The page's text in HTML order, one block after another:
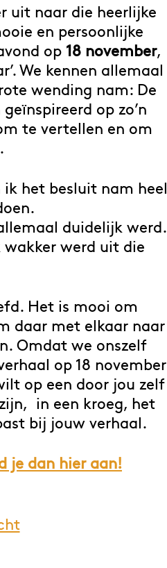
uit naar die heerlijke
en persoonlijke
op 18 november,
We kennen allemaal
wending nam: De
op zo’n
te vertellen en om
ik het besluit nam heel
duidelijk werd.
werd uit die
Het is mooi om
daar met elkaar naar
Omdat we onszelf
op 18 november
op een door jou zelf
in een kroeg, het
bij jouw verhaal.
je dan hier aan!